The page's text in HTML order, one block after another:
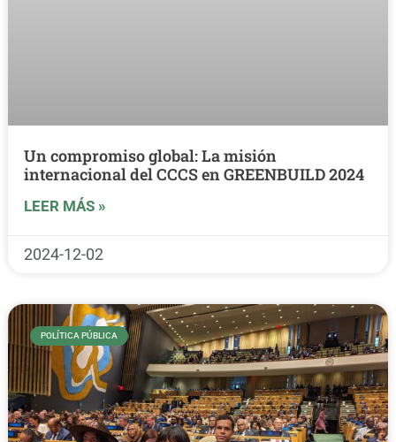
Un compromiso global: La misión
internacional del CCCS en GREENBUILD 2024
LEER MÁS »
2024-12-02
POLÍTICA PÚBLICA